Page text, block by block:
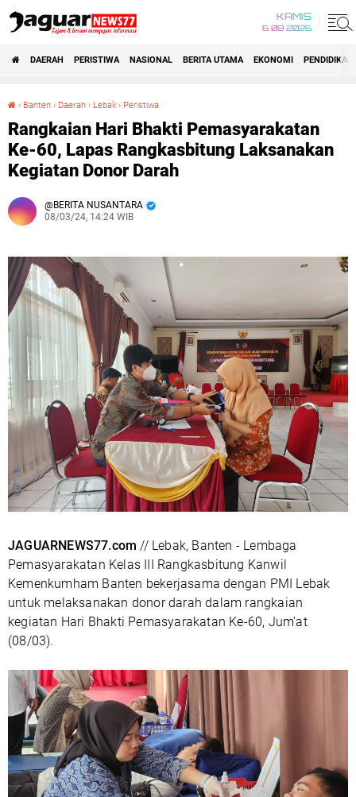
KAMIS
6 08 2026
DAERAH PERISTIWA NASIONAL BERITA UTAMA EKONOMI PENDIDIKAN
› Banten › Daerah › Lebak › Peristiwa
Rangkaian Hari Bhakti Pemasyarakatan
Ke-60, Lapas Rangkasbitung Laksanakan
Kegiatan Donor Darah
BERITA NUSANTARA
08/03/24, 14:24 WIB
JAGUARNEWS77.com // Lebak, Banten - Lembaga
Pemasyarakatan Kelas III Rangkasbitung Kanwil
Kemenkumham Banten bekerjasama dengan PMI Lebak
untuk melaksanakan donor darah dalam rangkaian
kegiatan Hari Bhakti Pemasyarakatan Ke-60, Jum'at
(08/03).